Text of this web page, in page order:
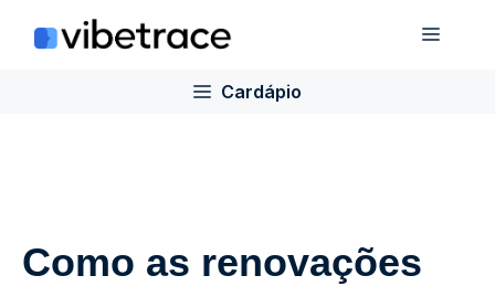
para
Cardápio
Como as renovações